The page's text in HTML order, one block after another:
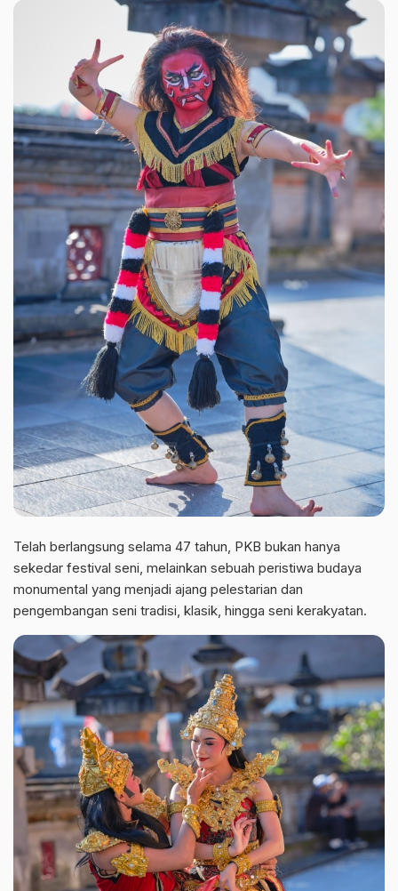
Telah berlangsung selama 47 tahun, PKB bukan hanya
sekedar festival seni, melainkan sebuah peristiwa budaya
monumental yang menjadi ajang pelestarian dan
pengembangan seni tradisi, klasik, hingga seni kerakyatan.